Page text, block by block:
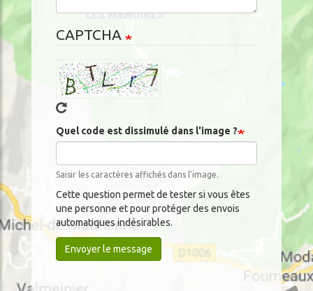
CAPTCHA
Quel code est dissimulé dans l'image ?
Saisir les caractères affichés dans l'image.
Cette question permet de tester si vous êtes
une personne et pour protéger des envois
automatiques indésirables.
Envoyer le message